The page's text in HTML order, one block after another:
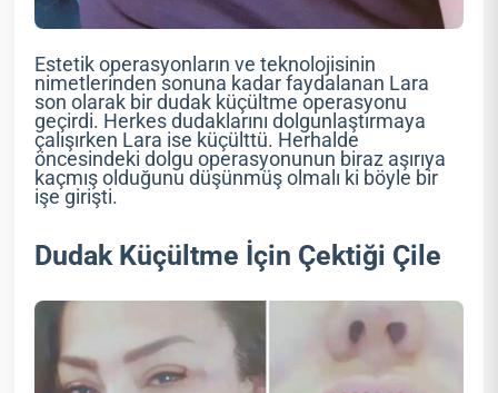
Estetik operasyonların ve teknolojisinin
nimetlerinden sonuna kadar faydalanan Lara
son olarak bir dudak küçültme operasyonu
geçirdi. Herkes dudaklarını dolgunlaştırmaya
çalışırken Lara ise küçülttü. Herhalde
öncesindeki dolgu operasyonunun biraz aşırıya
kaçmış olduğunu düşünmüş olmalı ki böyle bir
işe girişti.
Dudak Küçültme İçin Çektiği Çile